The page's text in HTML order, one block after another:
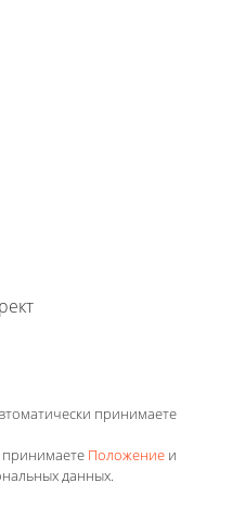
принимаете
принимаете Положение и
данных.